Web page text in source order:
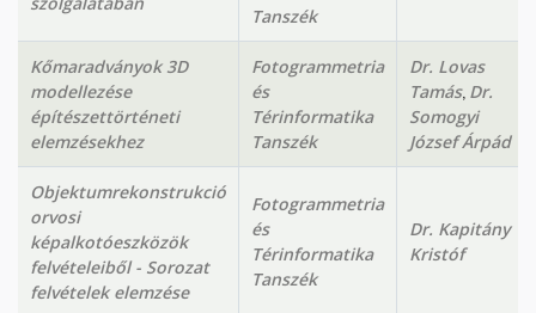
Tanszék
Kőmaradványok 3D
modellezése
építészettörténeti
elemzésekhez
Fotogrammetria
és
Térinformatika
Tanszék
Dr. Lovas
Tamás, Dr.
Somogyi
József Árpád
Objektumrekonstrukció
orvosi
képalkotóeszközök
felvételeiből - Sorozat
felvételek elemzése
Fotogrammetria
és
Térinformatika
Tanszék
Dr. Kapitány
Kristóf